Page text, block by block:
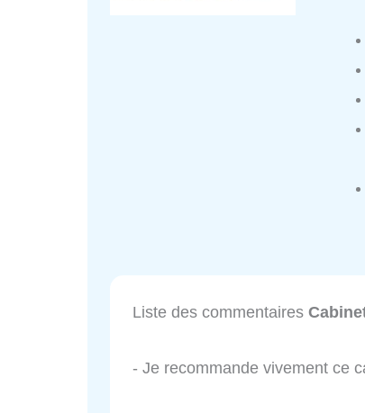
Liste des commentaires
- Je recommande vivement ce